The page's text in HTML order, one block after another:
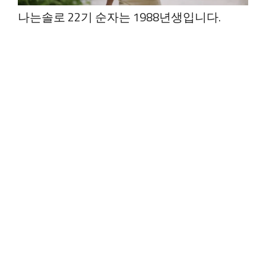
나는솔로 22기 순자는 1988년생입니다.